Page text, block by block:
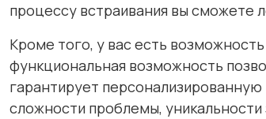
процессу встраивания вы сможете
Кроме того, у вас есть
функциональная возможность
гарантирует
сложности проблемы,